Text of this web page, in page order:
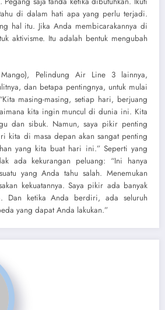
di dalam hati apa yang perlu terjadi.
hal itu. Jika Anda membicarakannya di
aktivisme. Itu adalah bentuk mengubah
Pelindung Air Line 3 lainnya,
dan betapa pentingnya, untuk mulai
masing-masing, setiap hari, berjuang
kita ingin muncul di dunia ini. Kita
dan sibuk. Namun, saya pikir penting
kita di masa depan akan sangat penting
yang kita buat hari ini.” Seperti yang
ada kekurangan peluang: “Ini hanya
yang Anda tahu salah. Menemukan
kekuatannya. Saya pikir ada banyak
Dan ketika Anda berdiri, ada seluruh
yang dapat Anda lakukan.”